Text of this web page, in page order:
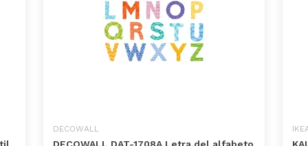
DECOWALL
DECOWALL DAT-1708A Letra del alfabeto